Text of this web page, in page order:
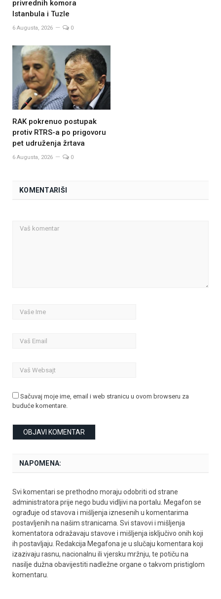
privrednih komora
Istanbula i Tuzle
6 Augusta, 2026 0
RAK pokrenuo postupak
protiv RTRS-a po prigovoru
pet udruženja žrtava
6 Augusta, 2026 0
KOMENTARIŠI
Sačuvaj moje ime, email i web stranicu u ovom browseru za
buduće komentare.
NAPOMENA:
Svi komentari se prethodno moraju odobriti od strane
administratora prije nego budu vidljivi na portalu. Megafon se
ograđuje od stavova i mišljenja iznesenih u komentarima
postavljenih na našim stranicama. Svi stavovi i mišljenja
komentatora odražavaju stavove i mišljenja isključivo onih koji
ih postavljaju. Redakcija Megafona je u slučaju komentara koji
izazivaju rasnu, nacionalnu ili vjersku mržnju, te potiču na
nasilje dužna obavijestiti nadležne organe o takvom pristiglom
komentaru.